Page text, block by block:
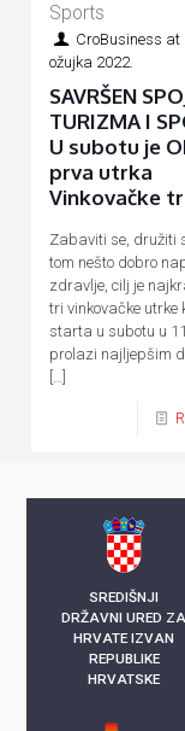
Sports
CroBusiness at
ožujka 2022.
SAVRŠEN
TURIZMA I
U subotu je
prva utrka
Vinkovačke
Zabaviti se, družiti
tom nešto dobro
zdravlje, cilj je
tri vinkovačke utrke
starta u subotu u
prolazi najljepšim
[…]
SREDIŠNJI
DRŽAVNI URED ZA
HRVATE IZVAN
REPUBLIKE
HRVATSKE